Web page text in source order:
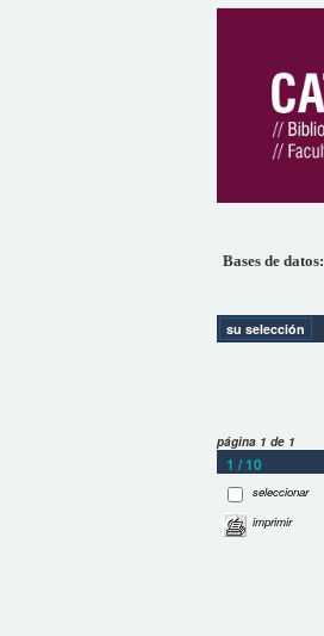
Bases de datos:
página 1 de 1
1 / 10
seleccionar
imprimir